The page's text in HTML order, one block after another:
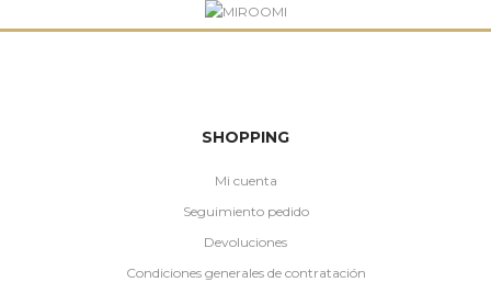
SHOPPING
Mi cuenta
Seguimiento pedido
Devoluciones
Condiciones generales de contratación